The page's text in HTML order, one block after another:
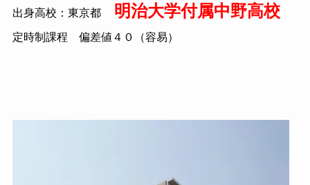
出身高校：東京都 明治大学付属中野高校
定時制課程 偏差値４０（容易）